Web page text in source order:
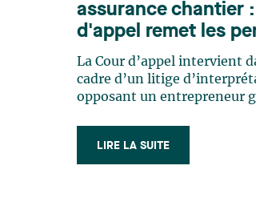
assurance chantier
d'appel remet les
l'heure
La Cour d’appel intervient
cadre d’un litige
opposant un entrepreneur
financières subies à la suite
inondation survenue en
LIRE LA SUITE